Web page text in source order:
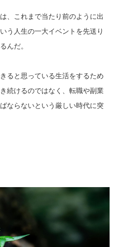
、これまで当たり前のように出
う人生の一大イベントを先送り
んだ。
ると思っている生活をするため
続けるのではなく、転職や副業
ならないという厳しい時代に突